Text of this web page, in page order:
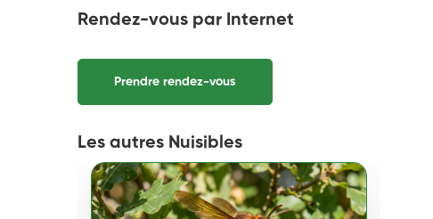
Rendez-vous par Internet
Prendre rendez-vous
Les autres Nuisibles